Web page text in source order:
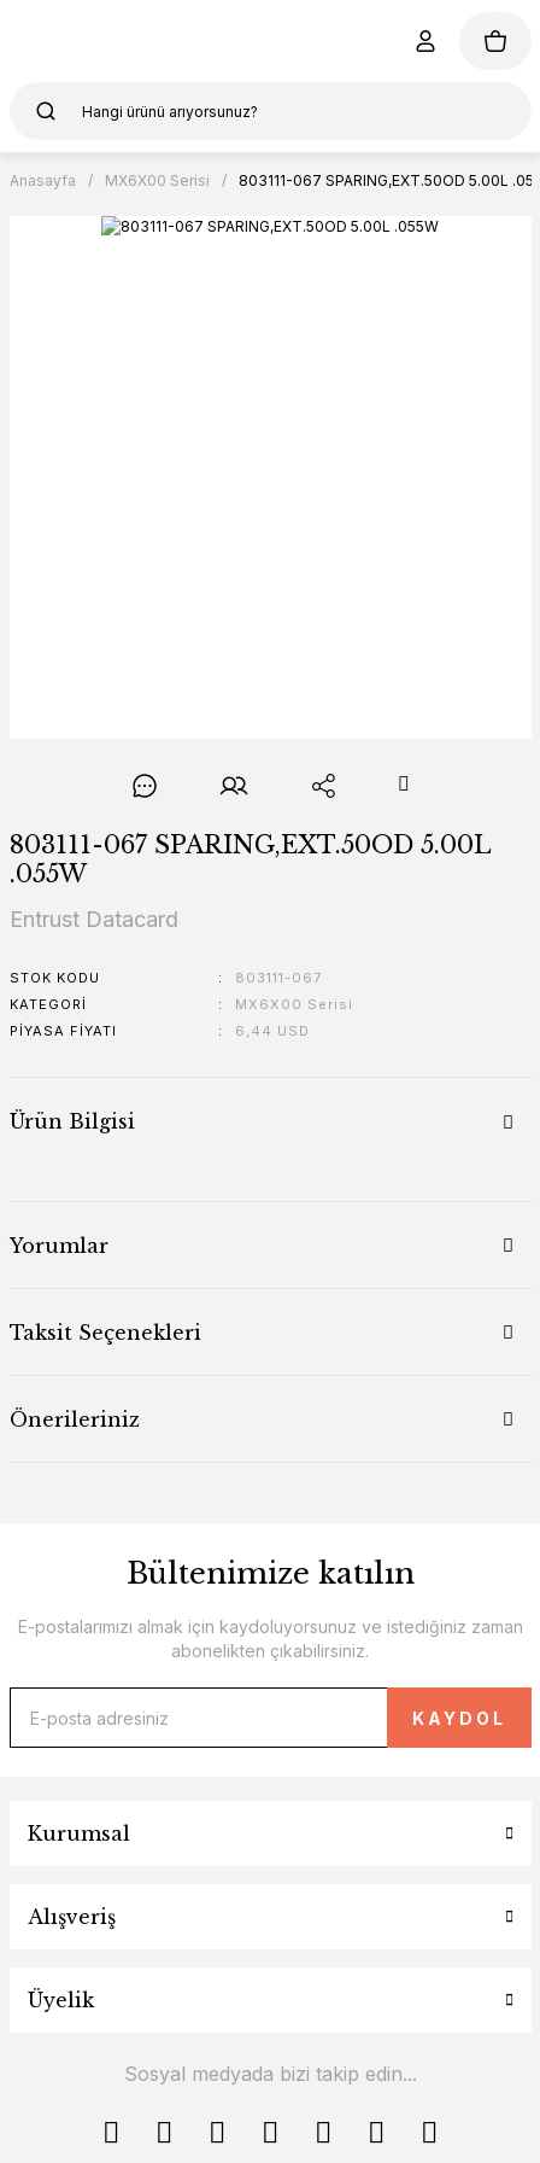
Anasayfa MX6X00 Serisi 803111-067 SPARING,EXT.50OD 5.00L
803111-067 SPARING,EXT.50OD 5.00L
.055W
Entrust Datacard
STOK KODU
803111-067
KATEGORI
MX6X00 Serisi
PIYASA FIYATI
6,44 USD
Ürün Bilgisi
Yorumlar
Taksit Seçenekleri
Önerileriniz
Bültenimize katılın
E-postalarımızı almak için kaydoluyorsunuz ve istediğiniz zaman
abonelikten çıkabilirsiniz.
KAYDOL
Kurumsal
Alışveriş
Üyelik
Sosyal medyada bizi takip edin...